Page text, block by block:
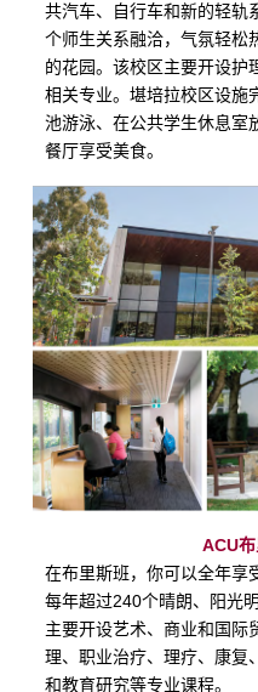
共汽车、自行车和新的轻轨
个师生关系融洽，气氛轻松
的花园。该校区主要开设护
相关专业。堪培拉校区设施
池游泳、在公共学生休息室
餐厅享受美食。
ACU
在布里斯班，你可以全年享
每年超过240个晴朗、阳光
主要开设艺术、商业和国际
理、职业治疗、理疗、康复
和教育研究等专业课程。